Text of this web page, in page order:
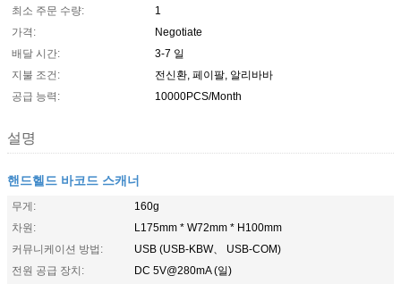
최소 주문 수량:
1
가격:
Negotiate
배달 시간:
3-7 일
지불 조건:
전신환, 페이팔, 알리바바
공급 능력:
10000PCS/Month
설명
핸드헬드 바코드 스캐너
무게:
160g
차원:
L175mm * W72mm * H100mm
커뮤니케이션 방법:
USB (USB-KBW、 USB-COM)
전원 공급 장치:
DC 5V@280mA (일)